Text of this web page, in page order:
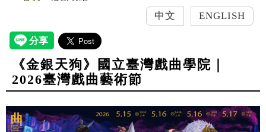
中文 ENGLISH
《金銀天狗》國立臺灣戲曲學院｜
2026臺灣戲曲藝術節